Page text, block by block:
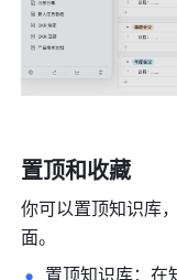
置顶和收藏
你可以置顶知识库
面。